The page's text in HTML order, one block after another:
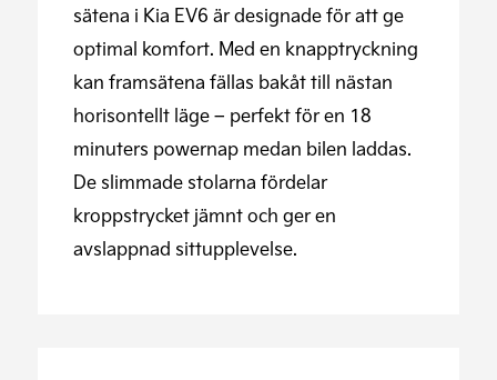
sätena i Kia EV6 är designade för att ge
optimal komfort. Med en knapptryckning
kan framsätena fällas bakåt till nästan
horisontellt läge – perfekt för en 18
minuters powernap medan bilen laddas.
De slimmade stolarna fördelar
kroppstrycket jämnt och ger en
avslappnad sittupplevelse.